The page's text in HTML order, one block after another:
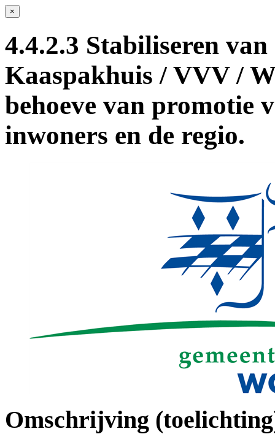
×
4.4.2.3 Stabiliseren
Kaaspakhuis / VVV /
behoeve van promotie
inwoners en de regio.
Omschrijving